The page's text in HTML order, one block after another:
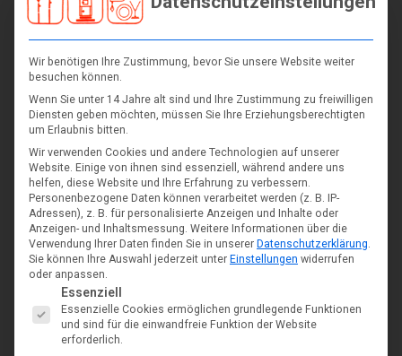
Akku-Heckenschere Gardena ComfortCut 60/18V Li
€199,99 inkl. MwSt
In den Warenkorb
Wir benötigen Ihre Zustimmung, bevor Sie unsere Website weiter
besuchen können.
Wenn Sie unter 14 Jahre alt sind und Ihre Zustimmung zu freiwilligen
Diensten geben möchten, müssen Sie Ihre Erziehungsberechtigten
um Erlaubnis bitten.
Wir verwenden Cookies und andere Technologien auf unserer
Website. Einige von ihnen sind essenziell, während andere uns
helfen, diese Website und Ihre Erfahrung zu verbessern.
Personenbezogene Daten können verarbeitet werden (z. B. IP-
Adressen), z. B. für personalisierte Anzeigen und Inhalte oder
Anzeigen- und Inhaltsmessung. Weitere Informationen über die
Verwendung Ihrer Daten finden Sie in unserer Datenschutzerklärung.
Sie können Ihre Auswahl jederzeit unter Einstellungen widerrufen
oder anpassen.
Es folgt eine Liste der Service-Gruppen, für die eine
Essenziell
Essenzielle Cookies ermöglichen grundlegende Funktionen
und sind für die einwandfreie Funktion der Website
erforderlich.